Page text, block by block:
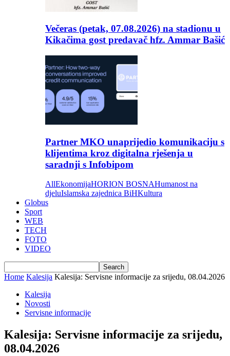
Večeras (petak, 07.08.2026) na stadionu u
Kikačima gost predavač hfz. Ammar Bašić
Partner MKO unaprijedio komunikaciju s
klijentima kroz digitalna rješenja u
saradnji s Infobipom
AllEkonomijaHORION BOSNAHumanost na
djeluIslamska zajednica BiHKultura
Globus
Sport
WEB
TECH
FOTO
VIDEO
Home Kalesija Kalesija: Servisne informacije za srijedu, 08.04.2026
Kalesija
Novosti
Servisne informacije
Kalesija: Servisne informacije za srijedu,
08.04.2026